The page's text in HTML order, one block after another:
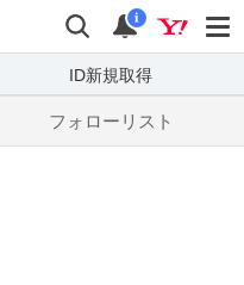
検索
通知
i
ID新規取得
フォローリスト